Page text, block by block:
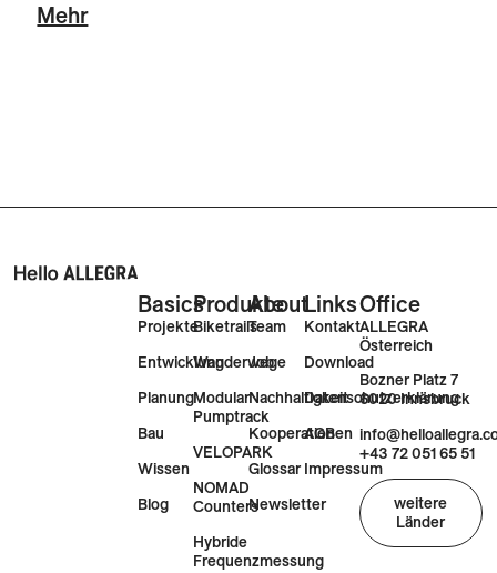
Mehr
Basics
Projekte
Entwicklung
Planung
Bau
Wissen
Blog
Produkte
Biketrails
Wanderwege
Modular
Pumptrack
VELOPARK
NOMAD
Counters
Hybride
Frequenzmessung
About
Team
Job
Nachhaltigkeit
Kooperationen
Glossar
Newsletter
Links
Kontakt
Download
Datenschutzerklärung
AGB
Impressum
Office
ALLEGRA
Österreich
Bozner Platz 7
6020 Innsbruck
+43 72 051 65 51
weitere
Länder